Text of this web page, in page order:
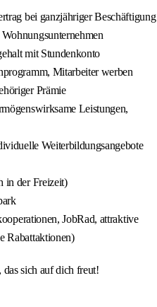
bei ganzjähriger Beschäftigung
mit Stundenkonto
Mitarbeiter werben
Prämie
Leistungen,
Weiterbildungsangebote
in der Freizeit)
JobRad, attraktive
Rabattaktionen)
sich auf dich freut!